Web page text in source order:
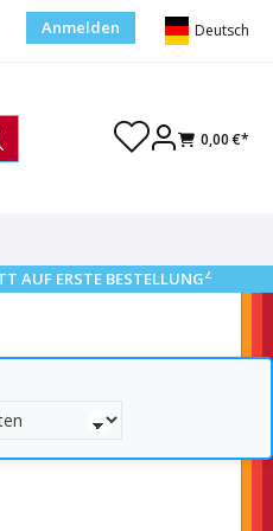
Anmelden Deutsch
0,00 €*
AUF ERSTE BESTELLUNG2